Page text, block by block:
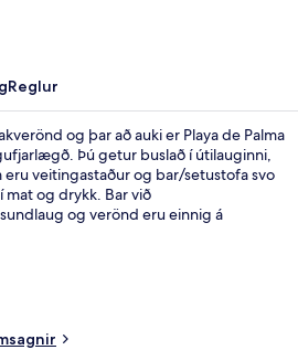
Reglur
og þar að auki er Playa de Palma
Þú getur buslað í útilauginni,
eru veitingastaður og bar/setustofa svo
og drykk. Bar við
og verönd eru einnig á